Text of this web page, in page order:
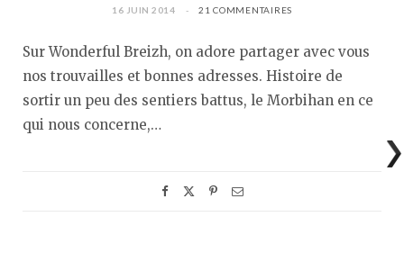
16 JUIN 2014 21 COMMENTAIRES
Sur Wonderful Breizh, on adore partager avec vous
nos trouvailles et bonnes adresses. Histoire de
sortir un peu des sentiers battus, le Morbihan en ce
qui nous concerne,…